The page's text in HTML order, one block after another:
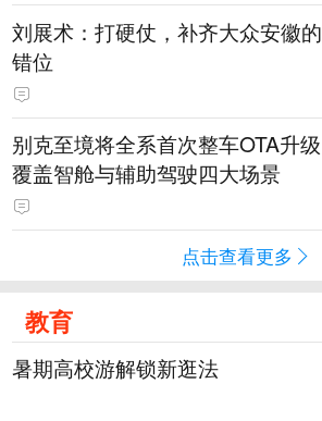
刘展术：打硬仗，补齐大众安徽的
错位
别克至境将全系首次整车OTA升级
覆盖智舱与辅助驾驶四大场景
点击查看更多
教育
暑期高校游解锁新逛法